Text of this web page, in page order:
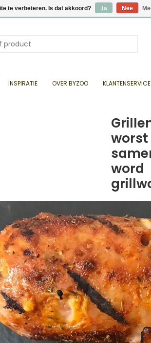
INSPIRATIE OVER BYZOO KLANTENSERVICE
worst
word
te verbeteren. Is dat akkoord? Ja Nee